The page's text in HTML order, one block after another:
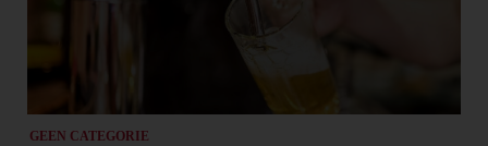
GEEN CATEGORIE